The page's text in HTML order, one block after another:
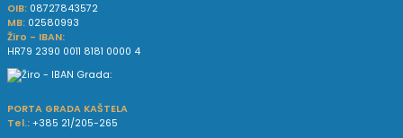
OIB: 08727843572
MB: 02580993
Žiro - IBAN:
HR79 2390 0011 8181 0000 4
PORTA GRADA KAŠTELA
Tel.: +385 21/205-265